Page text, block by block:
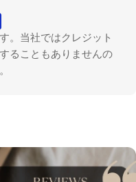
。当社ではクレジット
ることもありませんの